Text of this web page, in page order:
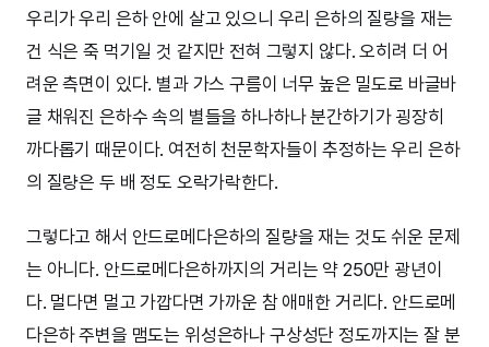
우리가 우리 은하 안에 살고 있으니 우리 은하의 질량을 재는
건 식은 죽 먹기일 것 같지만 전혀 그렇지 않다. 오히려 더 어
려운 측면이 있다. 별과 가스 구름이 너무 높은 밀도로 바글바
글 채워진 은하수 속의 별들을 하나하나 분간하기가 굉장히
까다롭기 때문이다. 여전히 천문학자들이 추정하는 우리 은하
의 질량은 두 배 정도 오락가락한다.
그렇다고 해서 안드로메다은하의 질량을 재는 것도 쉬운 문제
는 아니다. 안드로메다은하까지의 거리는 약 250만 광년이
다. 멀다면 멀고 가깝다면 가까운 참 애매한 거리다. 안드로메
다은하 주변을 맴도는 위성은하나 구상성단 정도까지는 잘 분